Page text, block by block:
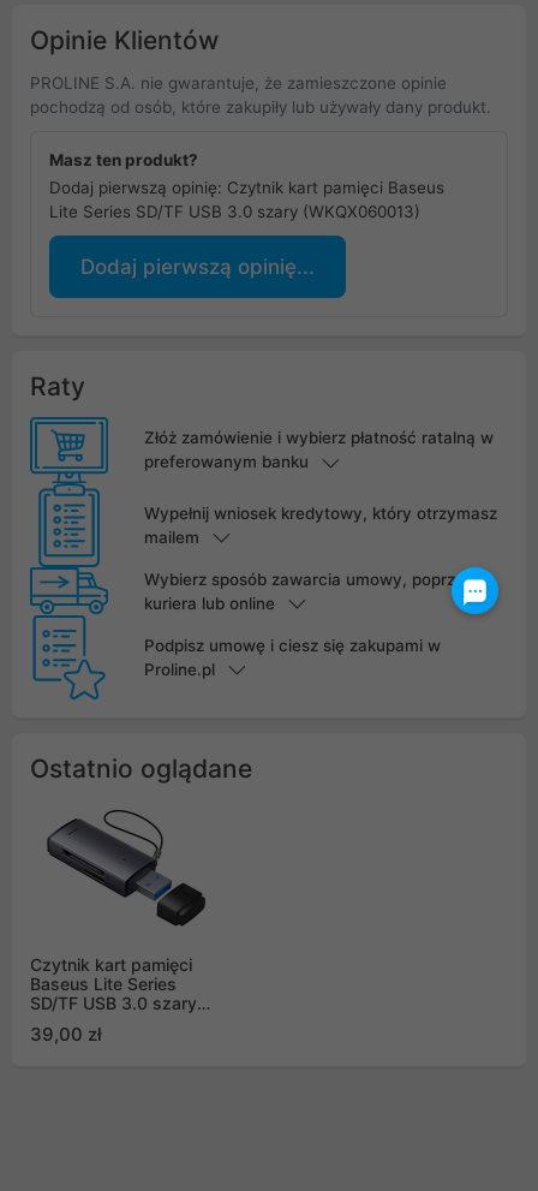
Opinie Klientów
PROLINE S.A. nie gwarantuje, że zamieszczone opinie
pochodzą od osób, które zakupiły lub używały dany produkt.
Masz ten produkt?
Dodaj pierwszą opinię: Czytnik kart pamięci Baseus
Lite Series SD/TF USB 3.0 szary (WKQX060013)
Dodaj pierwszą opinię...
Raty
Złóż zamówienie i wybierz płatność ratalną w
preferowanym banku
Wypełnij wniosek kredytowy, który otrzymasz
mailem
Wybierz sposób zawarcia umowy, poprzez
kuriera lub online
Podpisz umowę i ciesz się zakupami w
Proline.pl
Ostatnio oglądane
Czytnik kart pamięci
Baseus Lite Series
SD/TF USB 3.0 szary
39,00 zł